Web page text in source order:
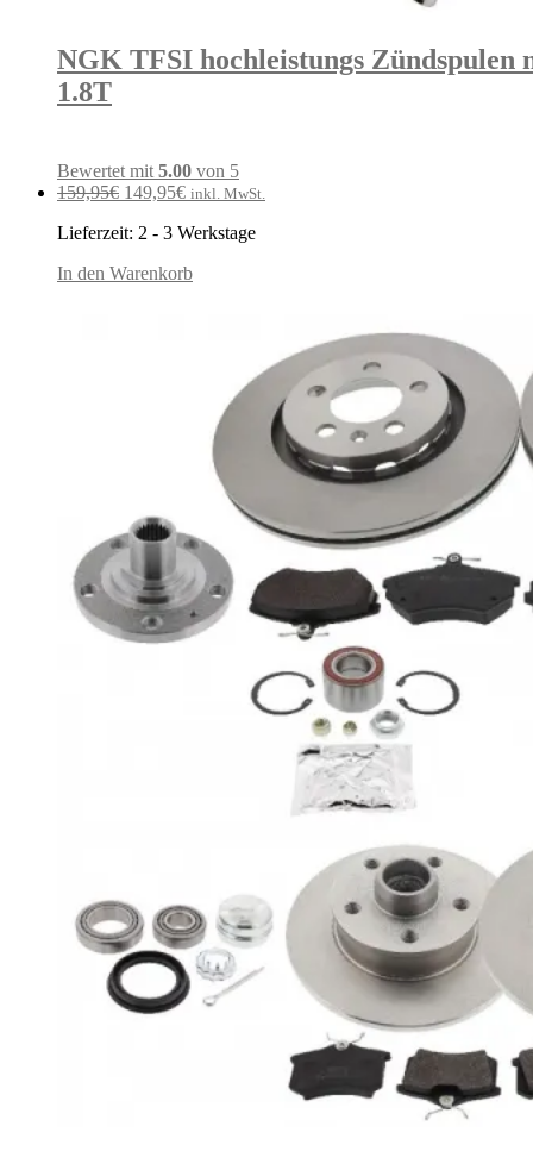
NGK TFSI hochleistungs
1.8T
Bewertet mit5.00 von 5
159,95€ Ursprünglicher
war:
149,95€Aktueller
ist:
inkl. MwSt.
Lieferzeit: 2 - 3 Werkstage
In den Warenkorb